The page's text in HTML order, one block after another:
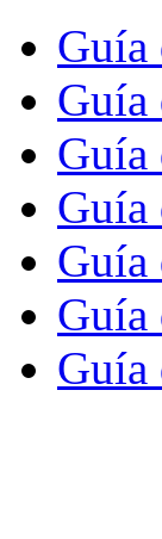
Guía
Guía
Guía
Guía
Guía
Guía
Guía